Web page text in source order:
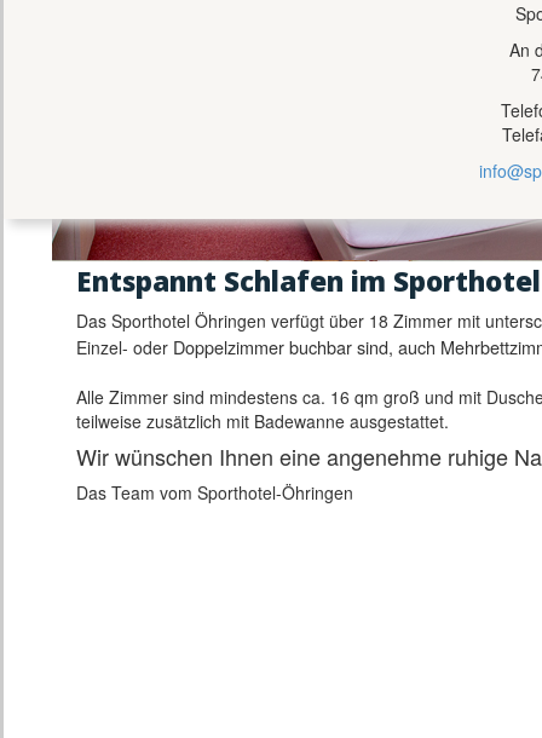
An
Entspannt Schlafen im Sporthotel
Das Sporthotel Öhringen verfügt über 18 Zimmer mit
Einzel- oder Doppelzimmer buchbar sind, auch
Alle Zimmer sind mindestens ca. 16 qm groß und mit
teilweise zusätzlich mit Badewanne ausgestattet.
Wir wünschen Ihnen eine angenehme ruhige
Das Team vom Sporthotel-Öhringen